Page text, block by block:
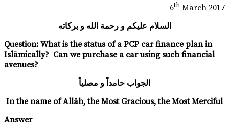
6th March 2017
السلام عليكم و رحمة الله و بركاته
Question: What is the status of a PCP car finance plan in
Islāmically? Can we purchase a car using such financial
avenues?
الجواب حامداً و مصلياً
In the name of Allāh, the Most Gracious, the Most Merciful
Answer